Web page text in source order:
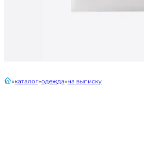
главнаякаталог одежда на выписку